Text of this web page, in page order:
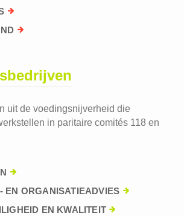
uit de voedingsnijverheid die
in paritaire comités 118 en
EN ORGANISATIEADVIES
EN KWALITEIT